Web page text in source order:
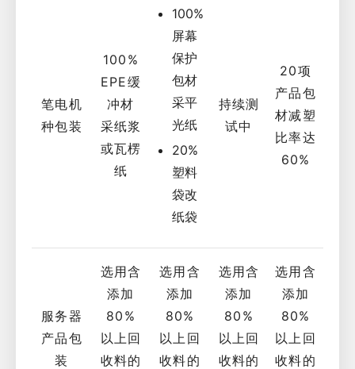
笔电机
种包装
100%
EPE缓
冲材
采纸浆
或瓦楞
纸
100%
屏幕
保护
包材
采平
光纸
20%
塑料
袋改
纸袋
持续测
试中
20项
产品包
材减塑
比率达
60%
服务器
产品包
装
选用含
添加
80%
以上回
收料的
选用含
添加
80%
以上回
收料的
选用含
添加
80%
以上回
收料的
选用含
添加
80%
以上回
收料的